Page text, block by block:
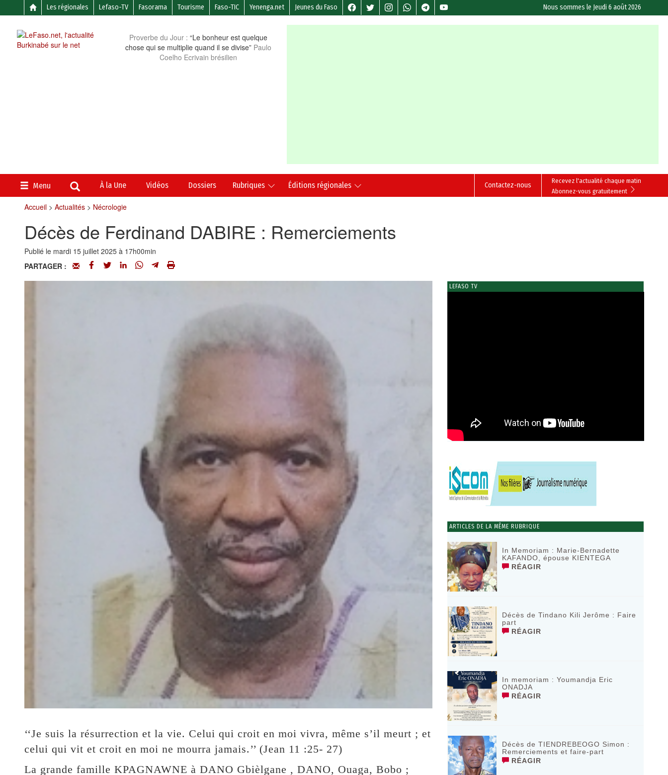
Les régionales Lefaso-TV Fasorama Tourisme Faso-TIC Yenenga.net Jeunes du Faso Nous sommes le Jeudi 6 août 2026
Proverbe du Jour : “Le bonheur est quelque
chose qui se multiplie quand il se divise” Paulo
Coelho Ecrivain brésilien
Menu À la Une Vidéos Dossiers Rubriques Éditions régionales
Recevez l'actualité chaque matin
Abonnez-vous gratuitement
Contactez-nous
Accueil> Actualités> Nécrologie
Décès de Ferdinand DABIRE : Remerciements
Publié le mardi 15 juillet 2025 à 17h00min
PARTAGER :
‘‘Je suis la résurrection et la vie. Celui qui croit en moi vivra, même s’il meurt ; et
celui qui vit et croit en moi ne mourra jamais.’’ (Jean 11 :25- 27)
La grande famille KPAGNAWNE à DANO Gbièlgane , DANO, Ouaga, Bobo ;
LEFASO TV
ARTICLES DE LA MÊME RUBRIQUE
In Memoriam : Marie-Bernadette
KAFANDO, épouse KIENTEGA
RÉAGIR
Décès de Tindano Kili Jerôme : Faire
part
RÉAGIR
In memoriam : Youmandja Eric
ONADJA
RÉAGIR
Décès de TIENDREBEOGO Simon :
Remerciements et faire-part
RÉAGIR